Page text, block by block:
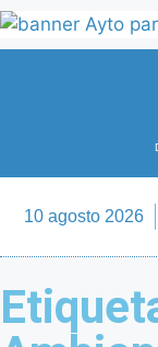
10 agosto 2026